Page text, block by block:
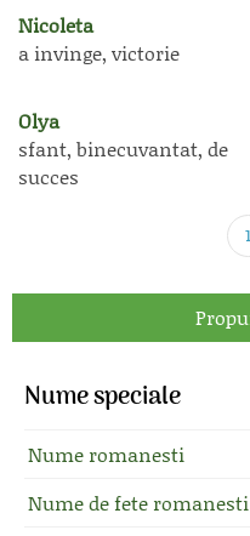
Nicoleta
a invinge, victorie
Olya
sfant, binecuvantat, de
succes
1
Nume speciale
Nume romanesti
Nume de fete romanesti